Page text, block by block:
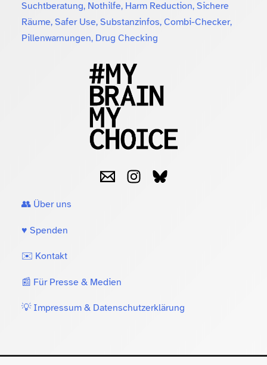
Suchtberatung, Nothilfe, Harm Reduction, Sichere
Räume, Safer Use, Substanzinfos, Combi-Checker,
Pillenwarnungen, Drug Checking
👥 Über uns
♥️ Spenden
✉️ Kontakt
📰 Für Presse & Medien
💡 Impressum & Datenschutzerklärung